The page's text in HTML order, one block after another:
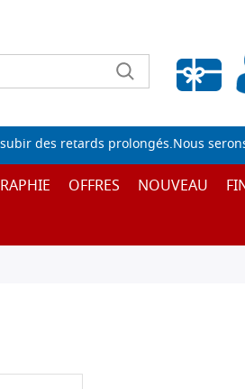
Liste de souhaits vide
des retards prolongés.Nous
OFFRES NOUVEAU